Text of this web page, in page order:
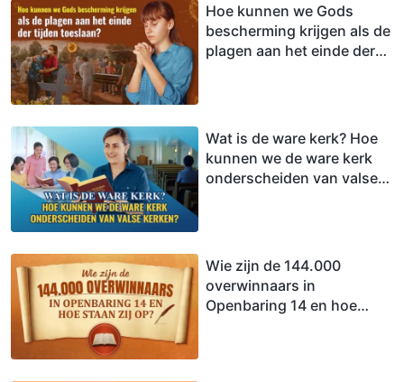
Hoe kunnen we Gods
bescherming krijgen als de
plagen aan het einde der
Wat is de ware kerk? Hoe
kunnen we de ware kerk
onderscheiden van valse
Wie zijn de 144.000
overwinnaars in
Openbaring 14 en hoe